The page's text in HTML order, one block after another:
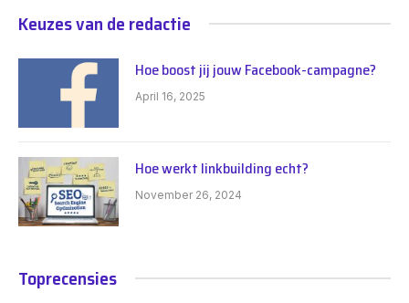
Keuzes van de redactie
Hoe boost jij jouw Facebook-campagne?
April 16, 2025
Hoe werkt linkbuilding echt?
November 26, 2024
Toprecensies